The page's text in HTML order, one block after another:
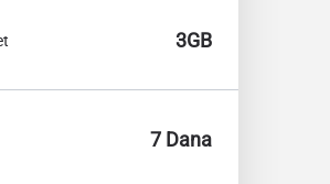
3GB
7 Dana